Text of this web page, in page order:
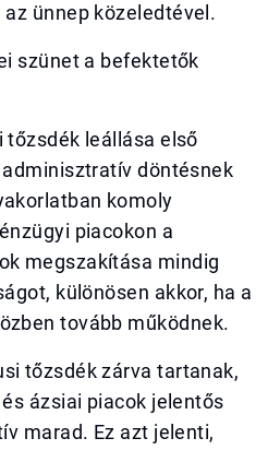
ünnep közeledtével.
szünet a befektetők
tőzsdék leállása első
döntésnek
komoly
piacokon a
megszakítása mindig
különösen akkor, ha a
tovább működnek.
tőzsdék zárva tartanak,
ázsiai piacok jelentős
marad. Ez azt jelenti,